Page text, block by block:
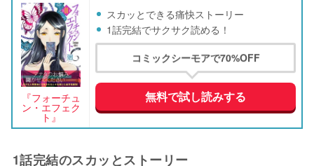
『フォーチュ
ン・エフェク
ト』
スカッとできる痛快ストーリー
1話完結でサクサク読める！
コミックシーモアで70%OFF
無料で試し読みする
1話完結のスカッとストーリー